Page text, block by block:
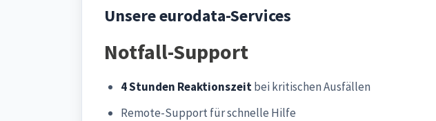
Unsere eurodata-Services
Notfall-Support
4 Stunden Reaktionszeitbei kritischen Ausfällen
Remote-Support für schnelle Hilfe